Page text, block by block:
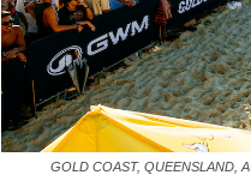
GOLD COAST, QUEENSLAND,